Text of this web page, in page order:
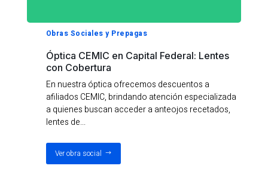
Obras Sociales y Prepagas
Óptica CEMIC en Capital Federal: Lentes
con Cobertura
En nuestra óptica ofrecemos descuentos a
afiliados CEMIC, brindando atención especializada
a quienes buscan acceder a anteojos recetados,
lentes de...
Ver obra social